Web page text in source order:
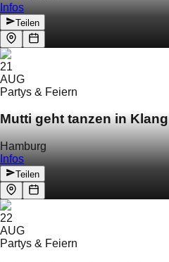
Infos
Teilen
21
AUG
Partys & Feiern
Mutti geht tanzen in
Hamburg
Infos
Teilen
22
AUG
Partys & Feiern